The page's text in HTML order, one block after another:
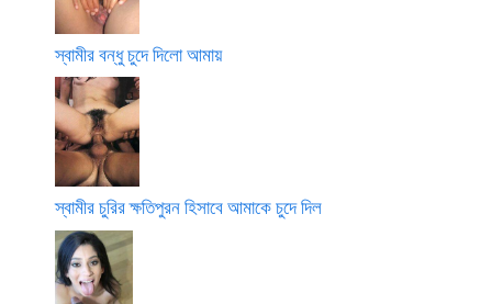
স্বামীর বন্ধু চুদে দিলো আমায়
স্বামীর চুরির ক্ষতিপুরন হিসাবে আমাকে চুদে দিল